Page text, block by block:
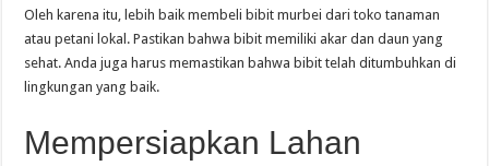
Oleh karena itu, lebih baik membeli bibit murbei dari toko tanaman
atau petani lokal. Pastikan bahwa bibit memiliki akar dan daun yang
sehat. Anda juga harus memastikan bahwa bibit telah ditumbuhkan di
lingkungan yang baik.
Mempersiapkan Lahan